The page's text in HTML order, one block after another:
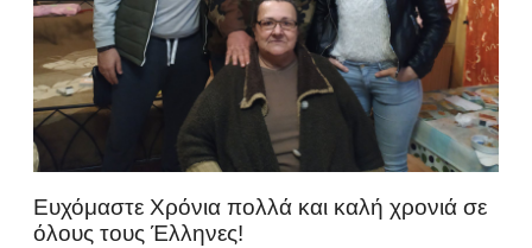
Ευχόμαστε Χρόνια πολλά και καλή χρονιά σε
όλους τους Έλληνες!